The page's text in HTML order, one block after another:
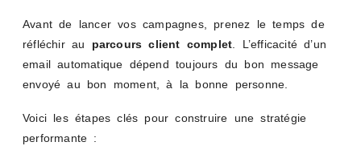
Avant de lancer vos campagnes, prenez le temps de
réfléchir au parcours client complet. L’efficacité d’un
email automatique dépend toujours du bon message
envoyé au bon moment, à la bonne personne.
Voici les étapes clés pour construire une stratégie
performante :